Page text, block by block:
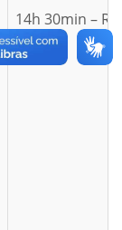
14h 30min –